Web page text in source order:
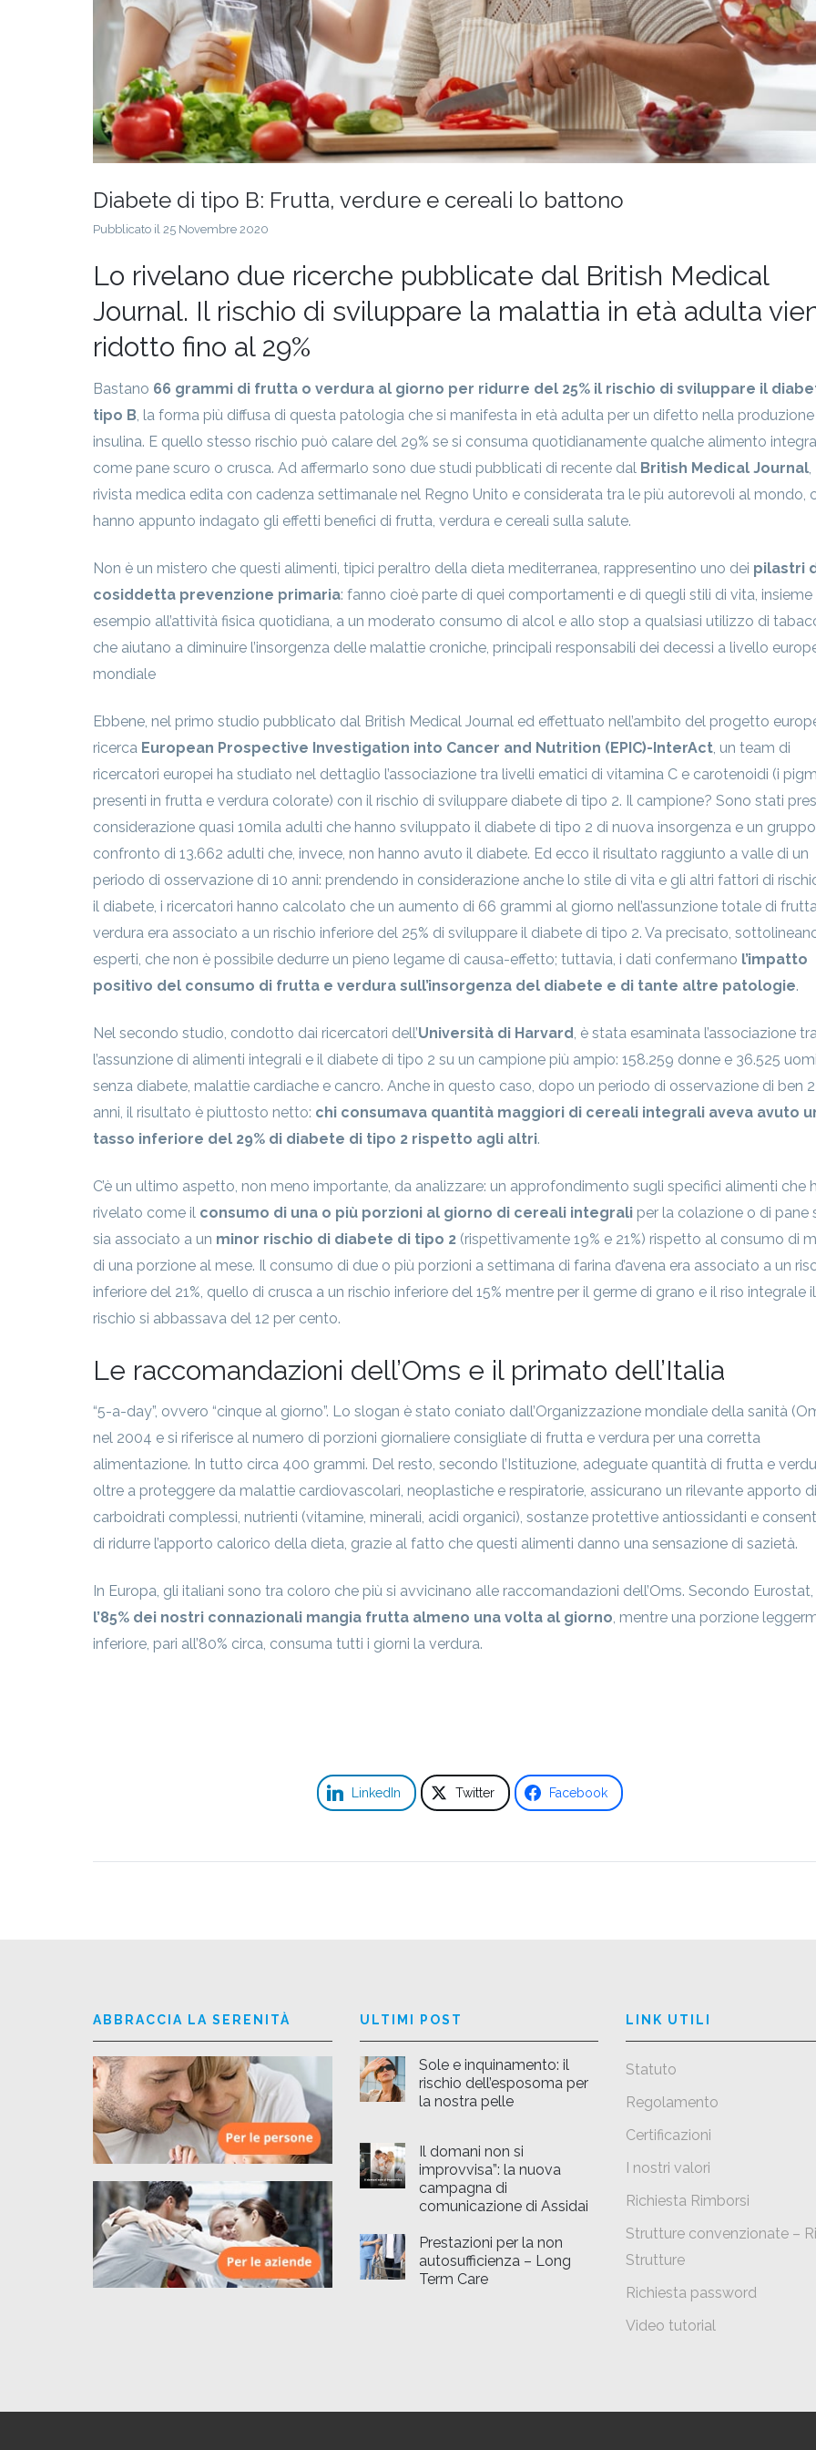
ISTRUZIONI
OPERATIVE
Diabete di tipo B: Frutta, verdure e cereali lo battono
Pubblicato il 25 Novembre 2020
Lo rivelano due ricerche pubblicate dal British Medical
Journal. Il rischio di sviluppare la malattia in età adulta
ridotto fino al 29%
Bastano 66 grammi di frutta o verdura al giorno per ridurre del 25% il rischio di sviluppare il
tipo B , la forma più diffusa di questa patologia che si manifesta in età adulta per un difetto nella produzione
insulina. E quello stesso rischio può calare del 29% se si consuma quotidianamente qualche alimento
come pane scuro o crusca. Ad affermarlo sono due studi pubblicati di recente dal British Medical Journal
rivista medica edita con cadenza settimanale nel Regno Unito e considerata tra le più autorevoli al mondo,
hanno appunto indagato gli effetti benefici di frutta, verdura e cereali sulla salute.
Non è un mistero che questi alimenti, tipici peraltro della dieta mediterranea, rappresentino uno dei pilastri
cosiddetta prevenzione primaria: fanno cioè parte di quei comportamenti e di quegli stili di vita, insieme
esempio all’attività fisica quotidiana, a un moderato consumo di alcol e allo stop a qualsiasi utilizzo di
che aiutano a diminuire l’insorgenza delle malattie croniche, principali responsabili dei decessi a livello
mondiale
Ebbene, nel primo studio pubblicato dal British Medical Journal ed effettuato nell’ambito del progetto
ricerca European Prospective Investigation into Cancer and Nutrition (EPIC)-InterAct , un team di
ricercatori europei ha studiato nel dettaglio l’associazione tra livelli ematici di vitamina C e carotenoidi (i
presenti in frutta e verdura colorate) con il rischio di sviluppare diabete di tipo 2. Il campione? Sono stati
considerazione quasi 10mila adulti che hanno sviluppato il diabete di tipo 2 di nuova insorgenza e un
confronto di 13.662 adulti che, invece, non hanno avuto il diabete. Ed ecco il risultato raggiunto a valle di un
periodo di osservazione di 10 anni: prendendo in considerazione anche lo stile di vita e gli altri fattori di
il diabete, i ricercatori hanno calcolato che un aumento di 66 grammi al giorno nell’assunzione totale di
verdura era associato a un rischio inferiore del 25% di sviluppare il diabete di tipo 2. Va precisato,
esperti, che non è possibile dedurre un pieno legame di causa-effetto; tuttavia, i dati confermano l’impatto
positivo del consumo di frutta e verdura sull’insorgenza del diabete e di tante altre patologie.
Nel secondo studio, condotto dai ricercatori dell’Università di Harvard , è stata esaminata l’associazione tra
l’assunzione di alimenti integrali e il diabete di tipo 2 su un campione più ampio: 158.259 donne e 36.525
senza diabete, malattie cardiache e cancro. Anche in questo caso, dopo un periodo di osservazione di ben
anni, il risultato è piuttosto netto: chi consumava quantità maggiori di cereali integrali aveva avuto
tasso inferiore del 29% di diabete di tipo 2 rispetto agli altri.
C’è un ultimo aspetto, non meno importante, da analizzare: un approfondimento sugli specifici alimenti che
rivelato come il consumo di una o più porzioni al giorno di cereali integrali per la colazione o di pane
sia associato a un minor rischio di diabete di tipo 2 (rispettivamente 19% e 21%) rispetto al consumo di
di una porzione al mese. Il consumo di due o più porzioni a settimana di farina d’avena era associato a un
inferiore del 21%, quello di crusca a un rischio inferiore del 15% mentre per il germe di grano e il riso integrale il
rischio si abbassava del 12 per cento.
Le raccomandazioni dell’Oms e il primato dell’Italia
“5-a-day”, ovvero “cinque al giorno”. Lo slogan è stato coniato dall’Organizzazione mondiale della sanità
nel 2004 e si riferisce al numero di porzioni giornaliere consigliate di frutta e verdura per una corretta
alimentazione. In tutto circa 400 grammi. Del resto, secondo l’Istituzione, adeguate quantità di frutta e
oltre a proteggere da malattie cardiovascolari, neoplastiche e respiratorie, assicurano un rilevante apporto di
carboidrati complessi, nutrienti (vitamine, minerali, acidi organici), sostanze protettive antiossidanti e
di ridurre l’apporto calorico della dieta, grazie al fatto che questi alimenti danno una sensazione di sazietà.
In Europa, gli italiani sono tra coloro che più si avvicinano alle raccomandazioni dell’Oms. Secondo Eurostat,
l’85% dei nostri connazionali mangia frutta almeno una volta al giorno, mentre una porzione
inferiore, pari all’80% circa, consuma tutti i giorni la verdura.
LinkedIn Twitter Facebook
ABBRACCIA LA SERENITÀ ULTIMI POST
Sole e inquinamento: il
rischio dell’esposoma per
la nostra pelle
Il domani non si
improvvisa”: la nuova
campagna di
comunicazione di Assidai
Prestazioni per la non
autosufficienza – Long
Term Care
LINK UTILI
Statuto
Regolamento
Certificazioni
I nostri valori
Richiesta Rimborsi
Strutture convenzionate –
Strutture
Richiesta password
Video tutorial